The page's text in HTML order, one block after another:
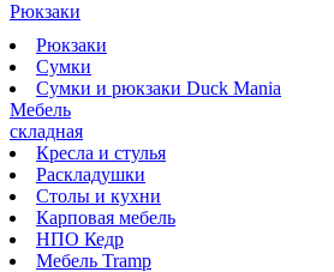
Рюкзаки
Рюкзаки
Сумки
Сумки и рюкзаки Duck Mania
Мебель
складная
Кресла и стулья
Раскладушки
Столы и кухни
Карповая мебель
НПО Кедр
Мебель Tramp